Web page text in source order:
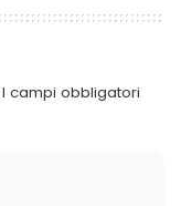
I campi obbligatori